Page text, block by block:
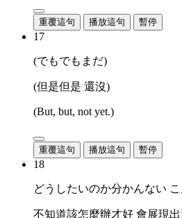
重覆這句 播放這句 暫停
17
(でもでもまだ)
(但是但是 還沒)
(But, but, not yet.)
重覆這句 播放這句 暫停
18
どうしたいのか分かんない
不知道該怎麼辦才好 會展現